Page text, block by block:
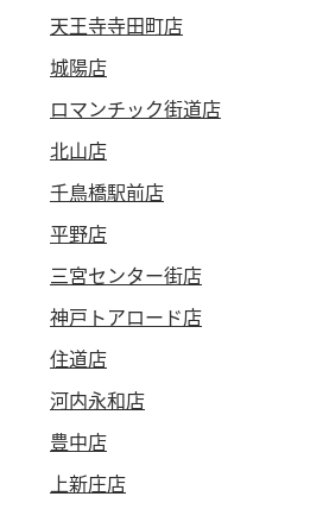
天王寺寺田町店
城陽店
ロマンチック街道店
北山店
千鳥橋駅前店
平野店
三宮センター街店
神戸トアロード店
住道店
河内永和店
豊中店
上新庄店